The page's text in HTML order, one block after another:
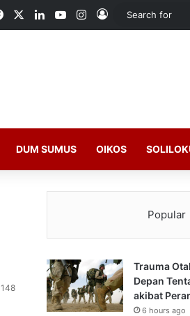
FacebookLinkedInYouTubeInstagram
Log In
DUM SUMUS OIKOS
148
Popular
Trauma
Depan
akibat
6 hours ago